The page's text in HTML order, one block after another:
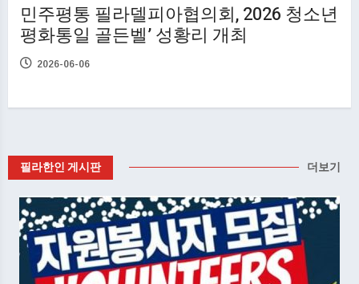
민주평통 필라델피아협의회, 2026 청소년
평화통일 골든벨’ 성황리 개최
2026-06-06
필라한인 게시판 더보기